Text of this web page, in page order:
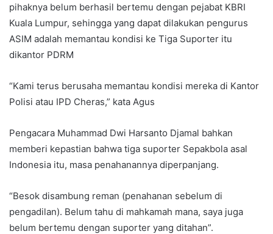
pihaknya belum berhasil bertemu dengan pejabat KBRI
Kuala Lumpur, sehingga yang dapat dilakukan pengurus
ASIM adalah memantau kondisi ke Tiga Suporter itu
dikantor PDRM
“Kami terus berusaha memantau kondisi mereka di Kantor
Polisi atau IPD Cheras,” kata Agus
Pengacara Muhammad Dwi Harsanto Djamal bahkan
memberi kepastian bahwa tiga suporter Sepakbola asal
Indonesia itu, masa penahanannya diperpanjang.
“Besok disambung reman (penahanan sebelum di
pengadilan). Belum tahu di mahkamah mana, saya juga
belum bertemu dengan suporter yang ditahan”.